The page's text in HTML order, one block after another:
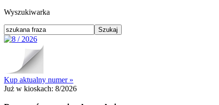
Wyszukiwarka
Kup aktualny numer »
Już w kioskach: 8/2026